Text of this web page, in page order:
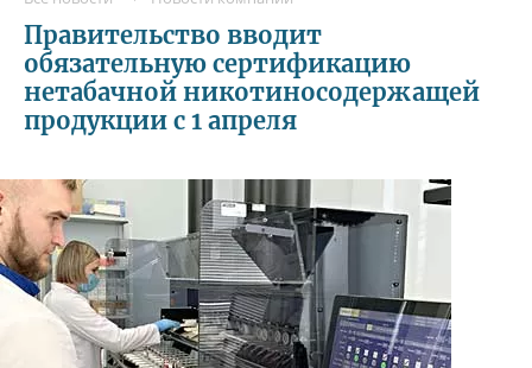
Правительство вводит
обязательную сертификацию
нетабачной никотиносодержащей
продукции с 1 апреля